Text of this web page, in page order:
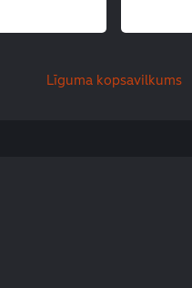
Līguma kopsavilkums